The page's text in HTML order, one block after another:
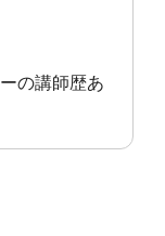
の講師歴あ